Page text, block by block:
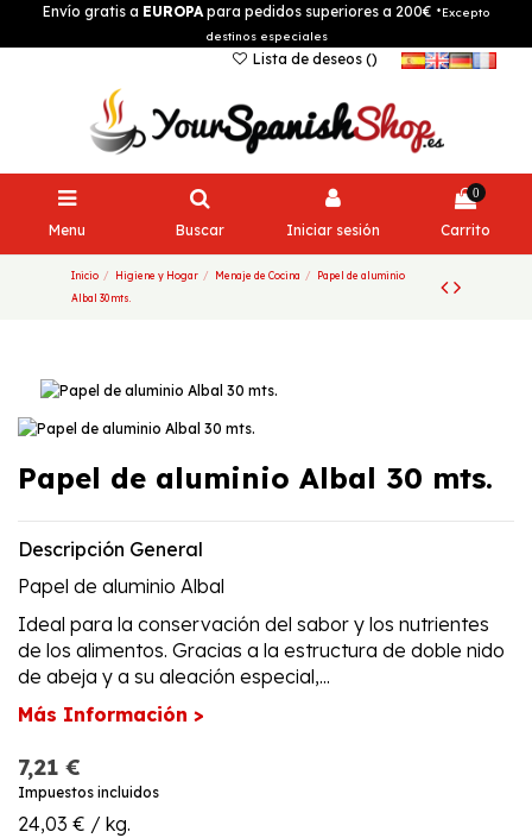
Envío gratis a EUROPApara pedidos superiores a 200€ *Excepto
destinos especiales
Lista de deseos ()
Menu Buscar Iniciar sesión
0
Carrito
Inicio Higiene y Hogar Menaje de Cocina
Papel de aluminio
Albal 30 mts.
Papel de aluminio Albal 30 mts.
Descripción General
Papel de aluminio Albal
Ideal para la conservación del sabor y los nutrientes
de los alimentos. Gracias a la estructura de doble nido
de abeja y a su aleación especial,...
Más Información >
7,21 €
Impuestos incluidos
24,03 € / kg.